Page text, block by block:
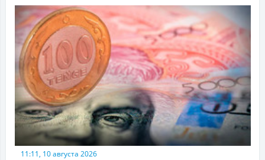
11:11, 10 августа 2026